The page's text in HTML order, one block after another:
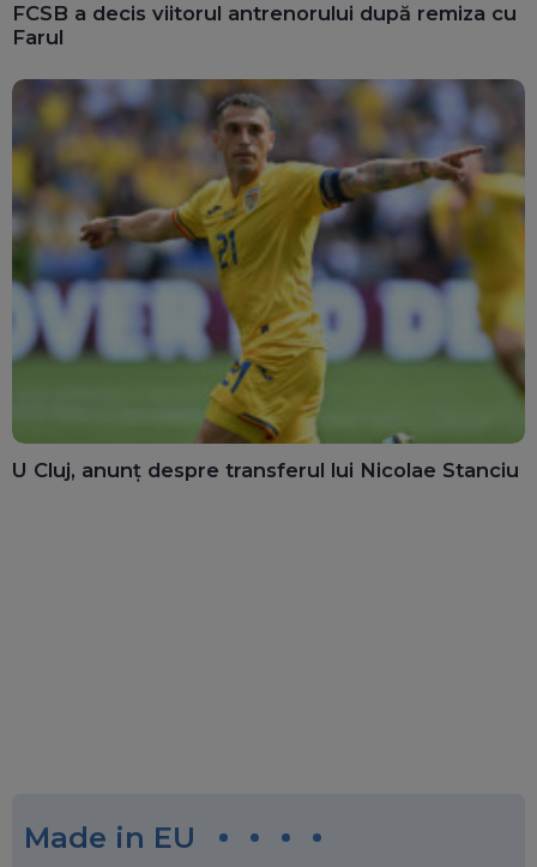
FCSB a decis viitorul antrenorului după remiza cu
Farul
U Cluj, anunț despre transferul lui Nicolae Stanciu
Made in EU